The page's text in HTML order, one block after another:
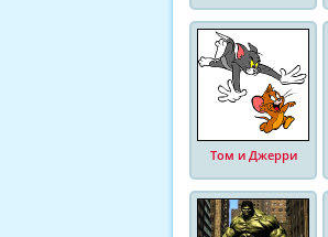
Том и Джерри